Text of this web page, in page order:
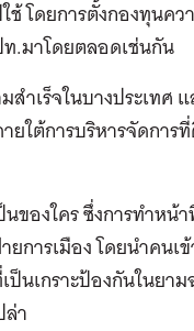
ช้ โดยการตั้งกองทุนค
.มาโดยตลอดเช่นกัน
เร็จในบางประเทศ
ยใต้การบริหารจัดกา
องใคร ซึ่งการทำหน้
การเมือง โดยนำคน
นเกราะป้องกันในยา
า